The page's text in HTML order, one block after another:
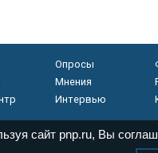
Опросы
Мнения
Интервью
сайт pnp.ru, Вы